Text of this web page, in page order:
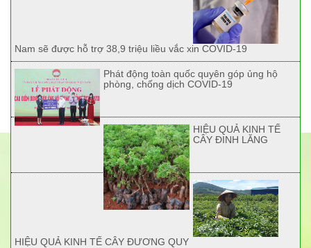
Nam sẽ được hỗ trợ 38,9 triệu liều vắc xin COVID-19
Phát động toàn quốc quyên góp ủng hộ
phòng, chống dịch COVID-19
HIỆU QUẢ KINH TẾ
CÂY ĐINH LĂNG
HIỆU QUẢ KINH TẾ CÂY ĐƯƠNG QUY